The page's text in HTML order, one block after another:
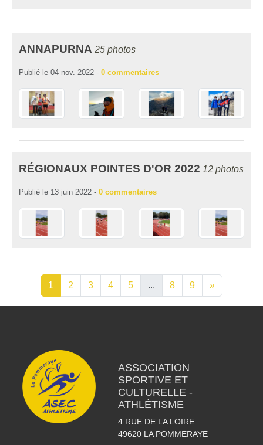
ANNAPURNA 25 photos
Publié le 04 nov. 2022 - 0 commentaires
RÉGIONAUX POINTES D'OR 2022 12 photos
Publié le 13 juin 2022 - 0 commentaires
1 2 3 4 5 ... 8 9 »
ASSOCIATION
SPORTIVE ET
CULTURELLE -
ATHLÉTISME
4 RUE DE LA LOIRE
49620 LA POMMERAYE